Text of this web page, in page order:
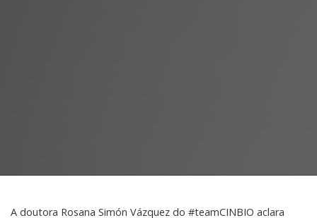
A doutora Rosana Simón Vázquez do #teamCINBIO aclara